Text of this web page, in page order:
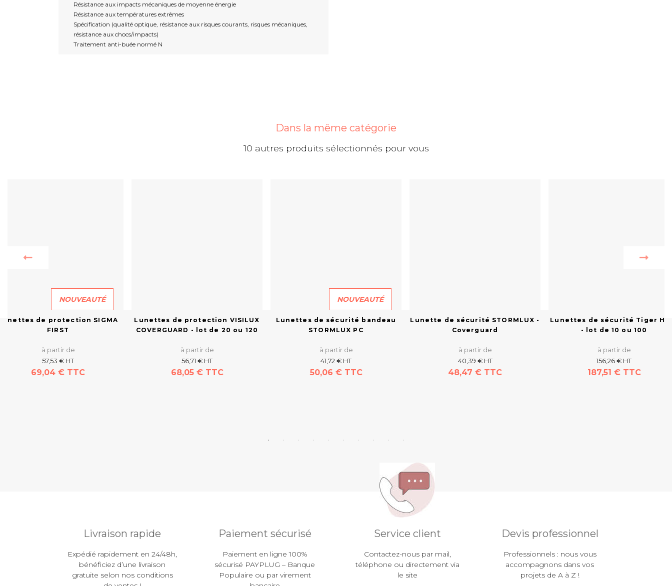
Résistance aux impacts mécaniques de moyenne énergie
Résistance aux températures extrêmes
Spécification (qualité optique, résistance aux risques courants, risques mécaniques,
résistance aux chocs/impacts)
Traitement anti-buée normé N
Dans la même catégorie
10 autres produits sélectionnés pour vous
NOUVEAUTÉ
de protection SIGMA
FIRST
à partir de
57,53 € HT
69,04 € TTC
Lunettes de protection VISILUX
COVERGUARD - lot de 20 ou 120
à partir de
56,71 € HT
68,05 € TTC
NOUVEAUTÉ
Lunettes de sécurité bandeau
STORMLUX PC
à partir de
41,72 € HT
50,06 € TTC
Lunette de sécurité STORMLUX -
Coverguard
à partir de
40,39 € HT
48,47 € TTC
Lunettes de sécurité Tiger
- lot de 10 ou 100
à partir de
156,26 € HT
187,51 € TTC
Livraison rapide
Expédié rapidement en 24/48h,
bénéficiez d’une livraison
gratuite selon nos conditions
Paiement sécurisé
Paiement en ligne 100%
sécurisé PAYPLUG – Banque
Populaire ou par virement
Service client
Contactez-nous par mail,
téléphone ou directement via
le site
Devis professionnel
Professionnels : nous vous
accompagnons dans vos
projets de A à Z !